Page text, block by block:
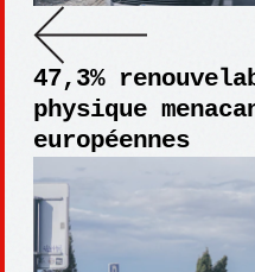
47,3%
physique
européennes